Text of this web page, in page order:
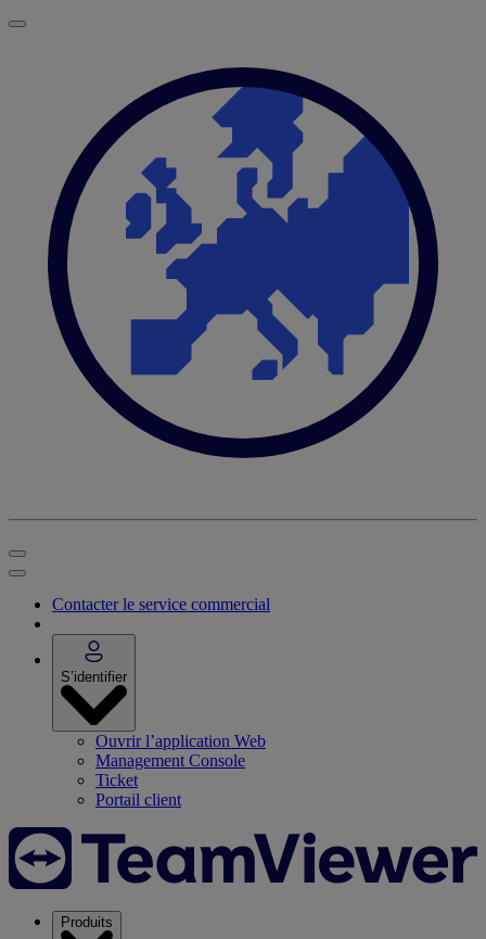
Contacter le service commercial
S’identifier
Ouvrir l’application Web
Management Console
Ticket
Portail client
Produits